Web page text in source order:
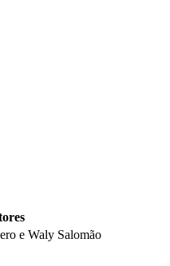
e Waly Salomão